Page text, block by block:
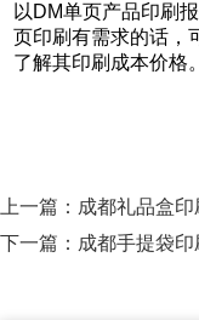
以DM单页产品印刷报
页印刷有需求的话
了解其印刷成本价格。
上一篇： 成都礼品盒
下一篇： 成都手提袋